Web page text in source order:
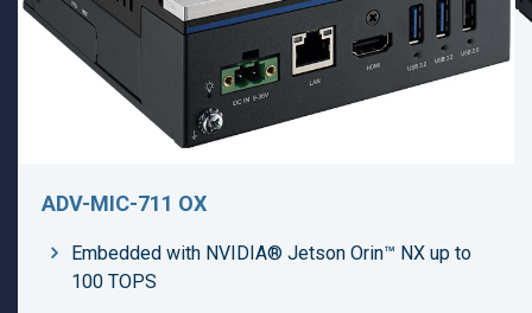
ADV-MIC-711 OX
Embedded with NVIDIA® Jetson Orin™ NX up to
100 TOPS